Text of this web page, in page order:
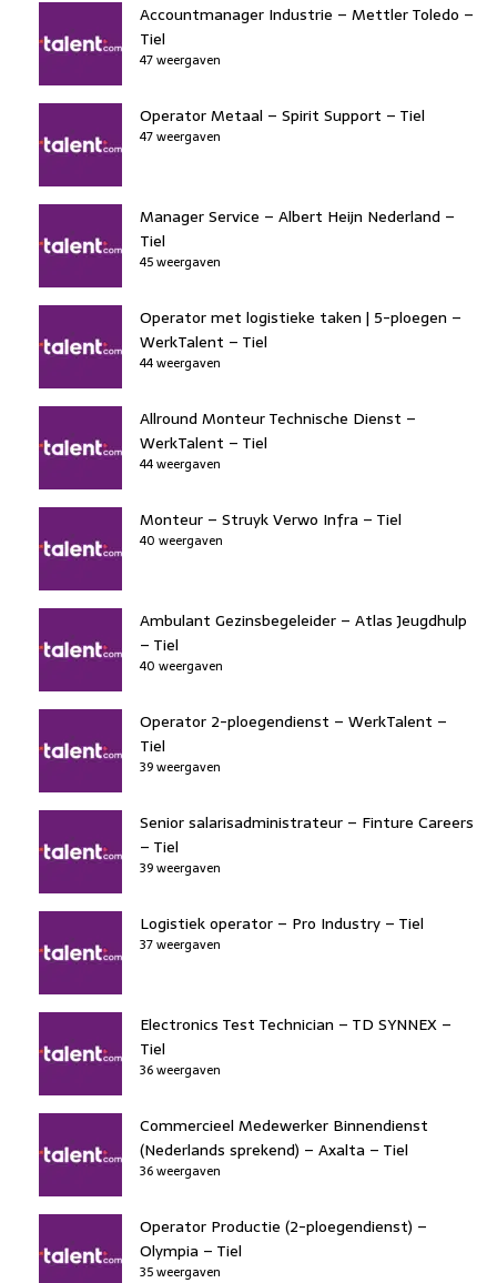
Accountmanager Industrie – Mettler Toledo –
Tiel
47 weergaven
Operator Metaal – Spirit Support – Tiel
47 weergaven
Manager Service – Albert Heijn Nederland –
Tiel
45 weergaven
Operator met logistieke taken | 5-ploegen –
WerkTalent – Tiel
44 weergaven
Allround Monteur Technische Dienst –
WerkTalent – Tiel
44 weergaven
Monteur – Struyk Verwo Infra – Tiel
40 weergaven
Ambulant Gezinsbegeleider – Atlas Jeugdhulp
– Tiel
40 weergaven
Operator 2-ploegendienst – WerkTalent –
Tiel
39 weergaven
Senior salarisadministrateur – Finture Careers
– Tiel
39 weergaven
Logistiek operator – Pro Industry – Tiel
37 weergaven
Electronics Test Technician – TD SYNNEX –
Tiel
36 weergaven
Commercieel Medewerker Binnendienst
(Nederlands sprekend) – Axalta – Tiel
36 weergaven
Operator Productie (2-ploegendienst) –
Olympia – Tiel
35 weergaven